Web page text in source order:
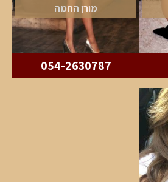
מורן החמה
054-2630787